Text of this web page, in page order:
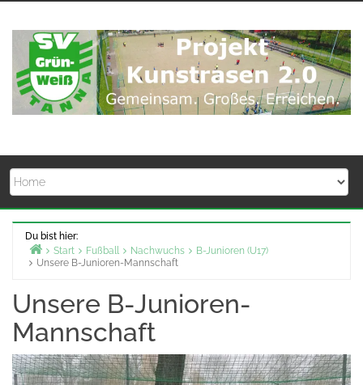
springen
Du bist hier:
Start
Fußball Nachwuchs
B-Junioren (U17)
Unsere B-Junioren-Mannschaft
Unsere B-Junioren-
Mannschaft